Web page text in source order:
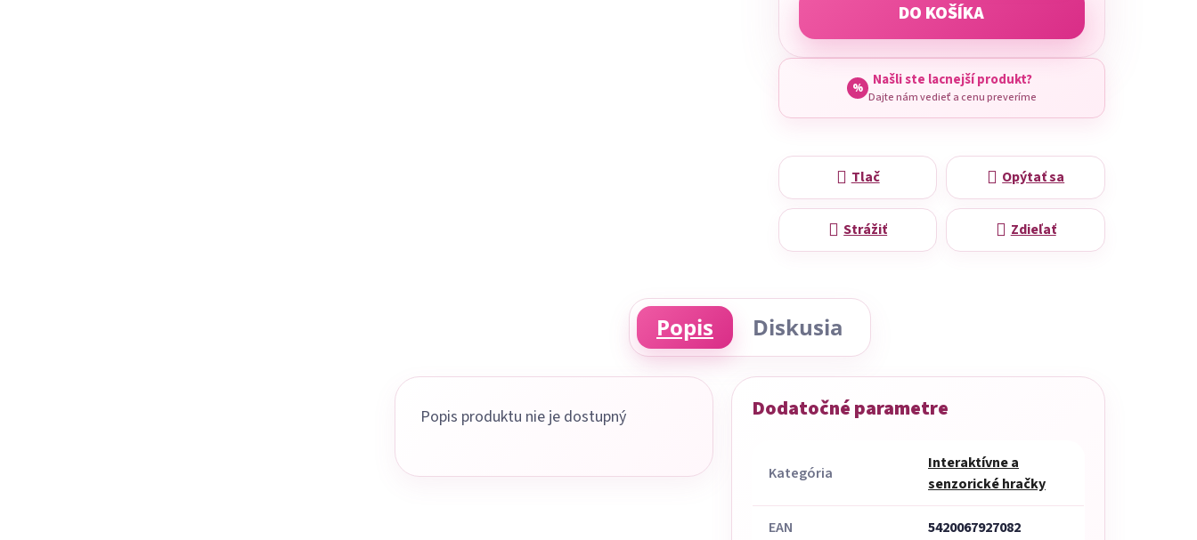
DO KOŠÍKA
% Našli ste lacnejší produkt?
Dajte nám vedieť a cenu preveríme
Tlač Opýtať sa
Strážiť Zdieľať
Popis Diskusia
Popis produktu nie je dostupný Dodatočné parametre
Kategória
Interaktívne a
senzorické hračky
EAN 5420067927082